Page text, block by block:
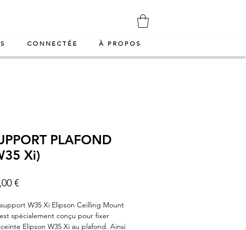
CONNECTÉE À PROPOS
PLAFOND
Xi)
€Prix
W35 Xi Elipson Ceilling Mount
spécialement conçu pour fixer
Elipson W35 Xi au plafond. Ainsi